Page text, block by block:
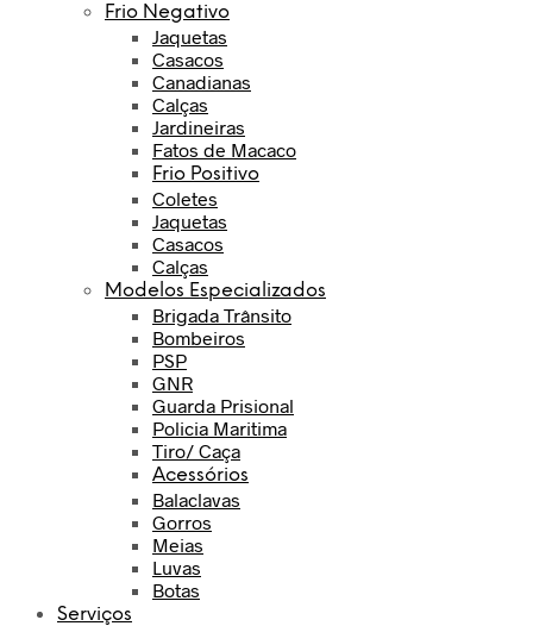
Frio Negativo
Jaquetas
Casacos
Canadianas
Calças
Jardineiras
Fatos de Macaco
Frio Positivo
Coletes
Jaquetas
Casacos
Calças
Modelos Especializados
Brigada Trânsito
Bombeiros
PSP
GNR
Guarda Prisional
Policia Maritima
Tiro/ Caça
Acessórios
Balaclavas
Gorros
Meias
Luvas
Botas
Serviços